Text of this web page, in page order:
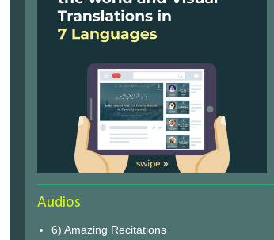
Audios
6) Amazing Recitations